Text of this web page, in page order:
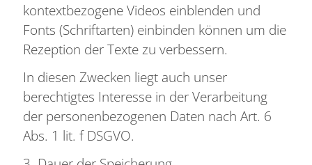
kontextbezogene Videos einblenden und
Fonts (Schriftarten) einbinden können um die
Rezeption der Texte zu verbessern.
In diesen Zwecken liegt auch unser
berechtigtes Interesse in der Verarbeitung
der personenbezogenen Daten nach Art. 6
Abs. 1 lit. f DSGVO.